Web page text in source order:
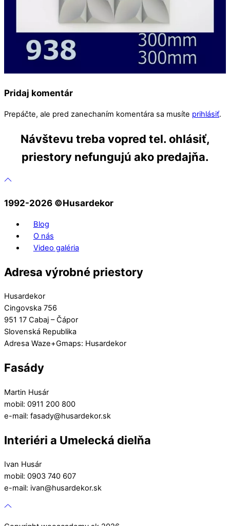
Pridaj komentár
Prepáčte, ale pred zanechaním komentára sa musíte prihlásiť.
Návštevu treba vopred tel. ohlásiť,
priestory nefungujú ako predajňa.
1992-2026 ©️Husardekor
Blog
O nás
Video galéria
Adresa výrobné priestory
Husardekor
Cingovska 756
951 17 Cabaj – Čápor
Slovenská Republika
Adresa Waze+Gmaps: Husardekor
Fasády
Martin Husár
mobil: 0911 200 800
e-mail: fasady@husardekor.sk
Interiéri a Umelecká dielňa
Ivan Husár
mobil: 0903 740 607
e-mail: ivan@husardekor.sk